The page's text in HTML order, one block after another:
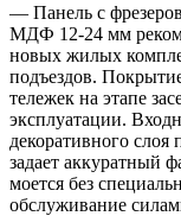
— Панель с
МДФ 12-24 мм
новых жилых
подъездов.
тележек на этапе
эксплуатации.
декоративного слоя
задает аккуратный
моется без
обслуживание